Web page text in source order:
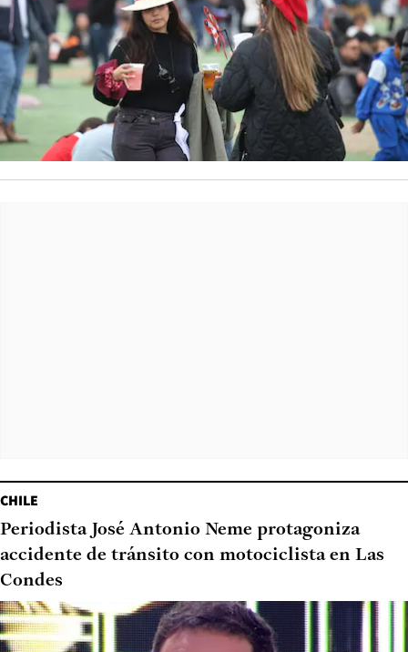
CHILE
Periodista José Antonio Neme protagoniza
accidente de tránsito con motociclista en Las
Condes